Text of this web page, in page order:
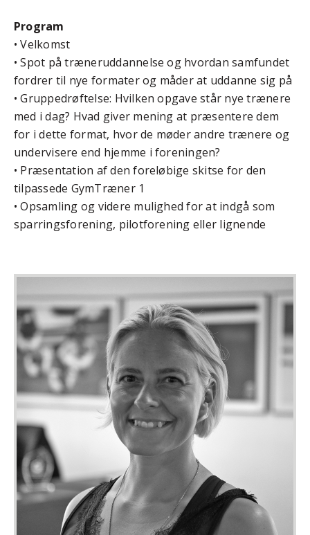
Program
• Velkomst
• Spot på træneruddannelse og hvordan samfundet
fordrer til nye formater og måder at uddanne sig på
• Gruppedrøftelse: Hvilken opgave står nye trænere
med i dag? Hvad giver mening at præsentere dem
for i dette format, hvor de møder andre trænere og
undervisere end hjemme i foreningen?
• Præsentation af den foreløbige skitse for den
tilpassede GymTræner 1
• Opsamling og videre mulighed for at indgå som
sparringsforening, pilotforening eller lignende